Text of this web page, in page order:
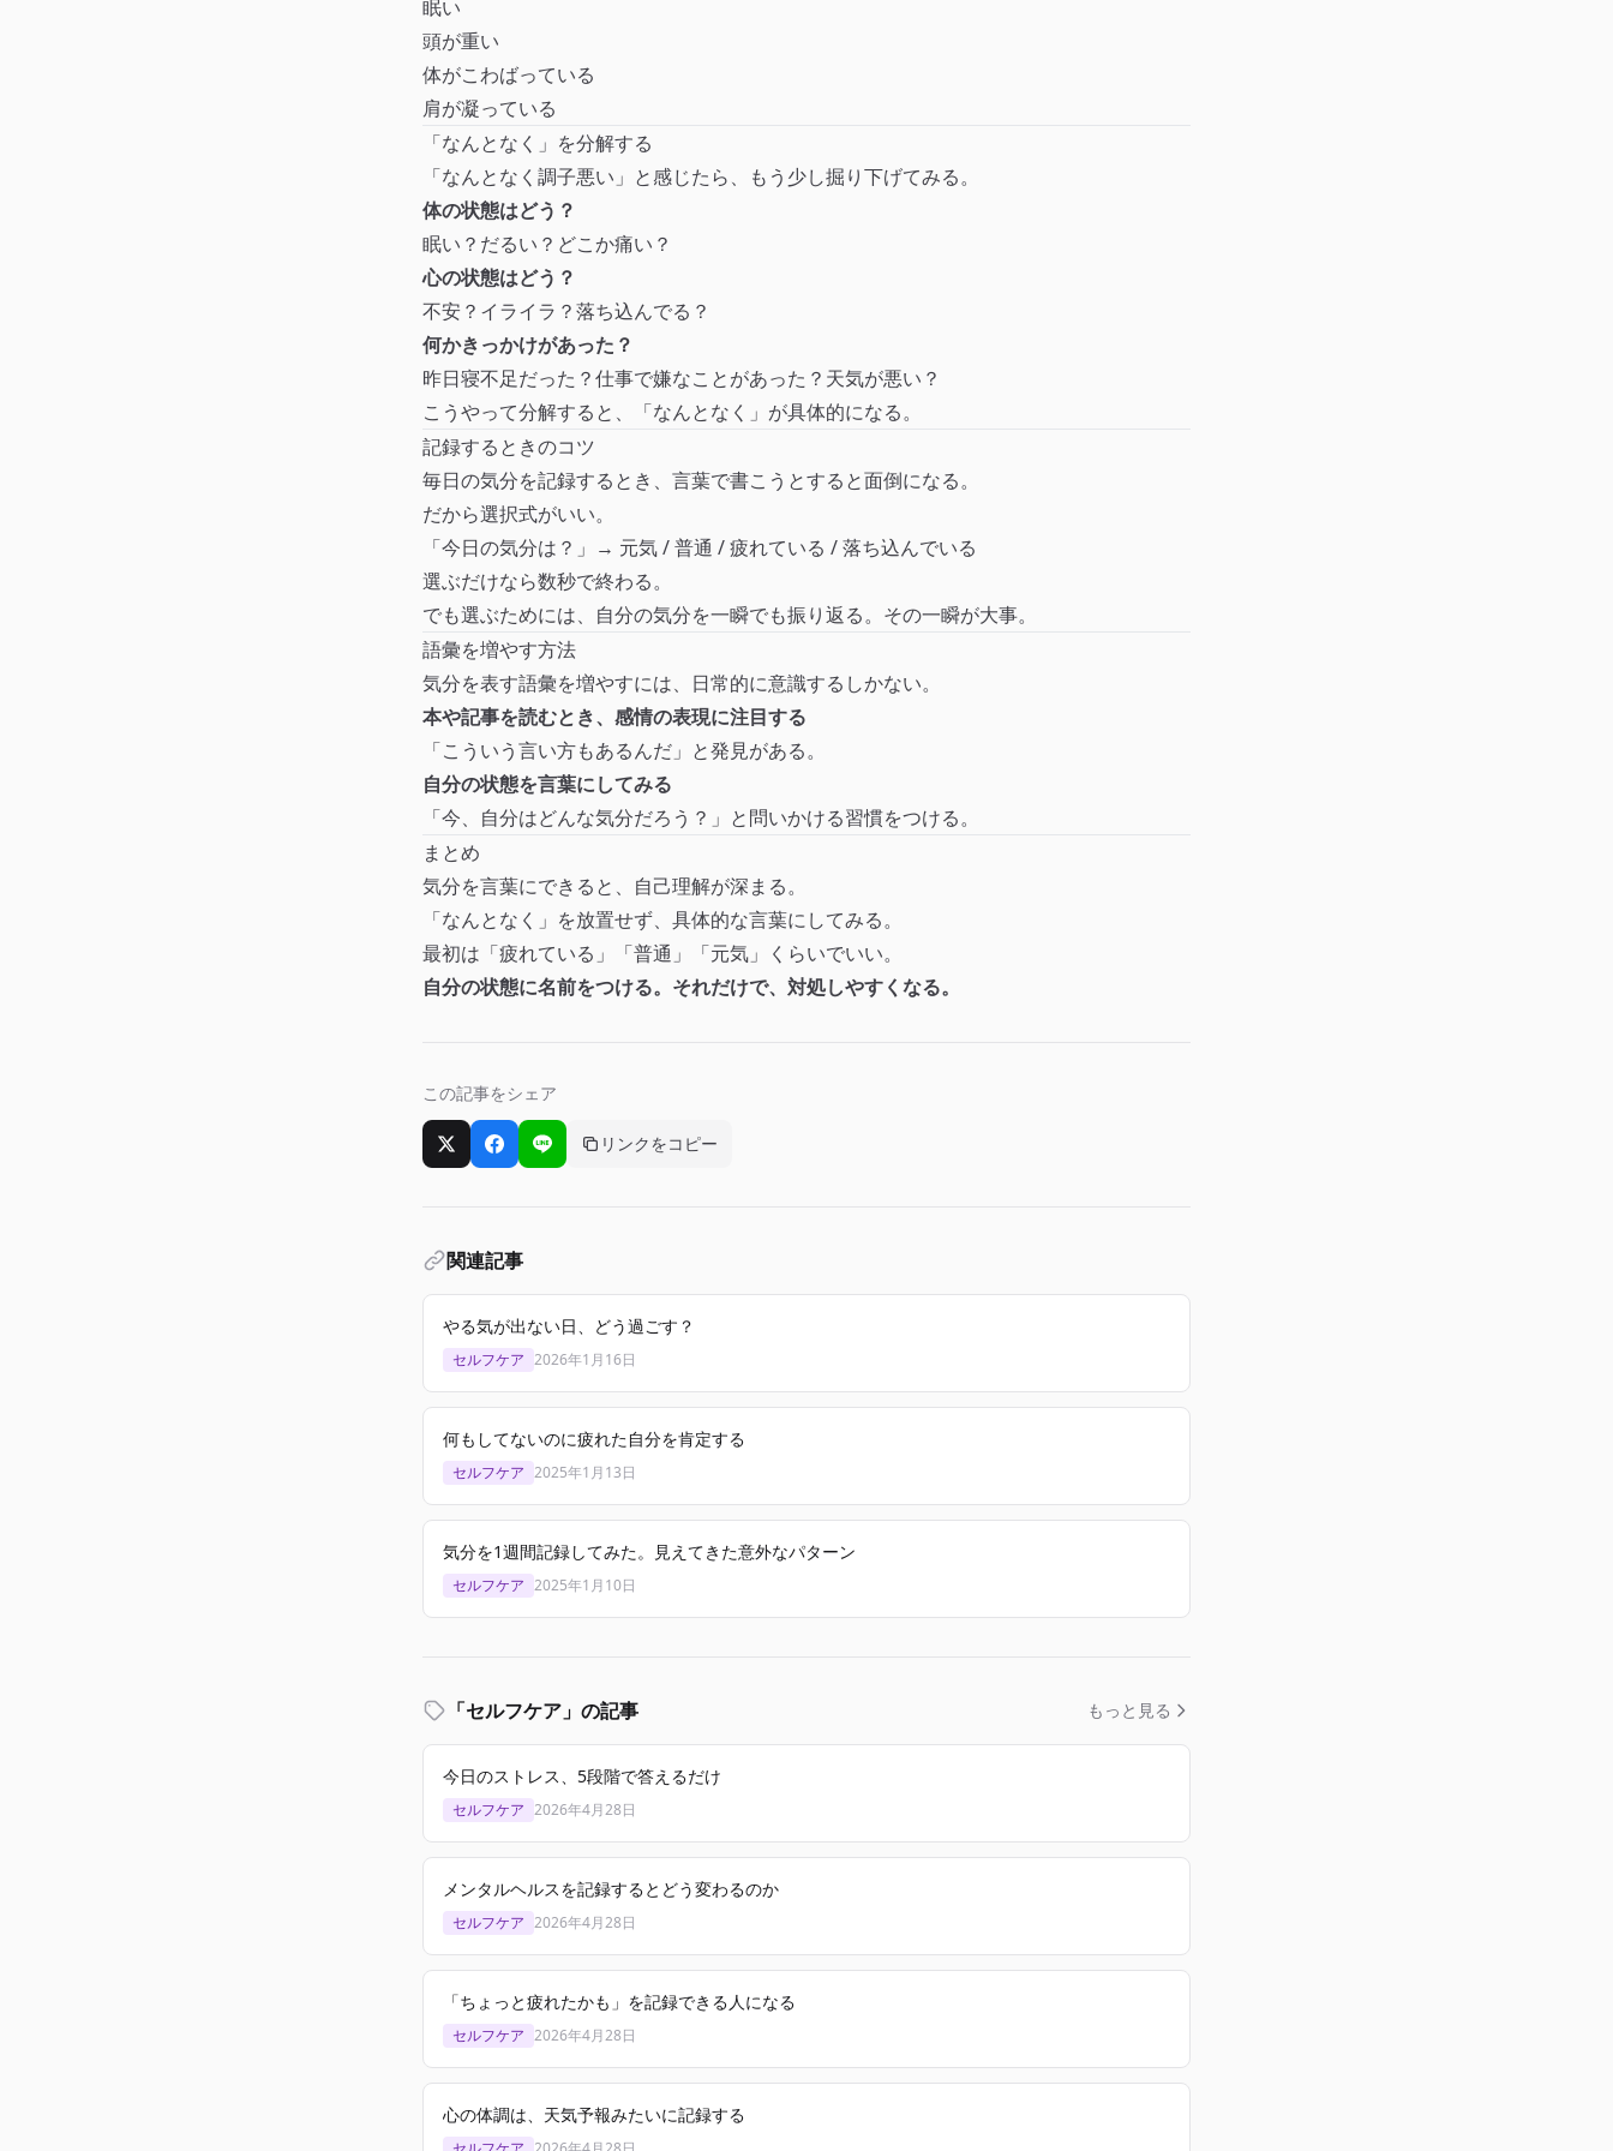
眠い
頭が重い
体がこわばっている
肩が凝っている
「なんとなく」を分解する
「なんとなく調子悪い」と感じたら、もう少し掘り下げてみる。
体の状態はどう？
眠い？だるい？どこか痛い？
心の状態はどう？
不安？イライラ？落ち込んでる？
何かきっかけがあった？
昨日寝不足だった？仕事で嫌なことがあった？天気が悪い？
こうやって分解すると、「なんとなく」が具体的になる。
記録するときのコツ
毎日の気分を記録するとき、言葉で書こうとすると面倒になる。
だから選択式がいい。
「今日の気分は？」→ 元気 / 普通 / 疲れている / 落ち込んでいる
選ぶだけなら数秒で終わる。
でも選ぶためには、自分の気分を一瞬でも振り返る。その一瞬が大事。
語彙を増やす方法
気分を表す語彙を増やすには、日常的に意識するしかない。
本や記事を読むとき、感情の表現に注目する
「こういう言い方もあるんだ」と発見がある。
自分の状態を言葉にしてみる
「今、自分はどんな気分だろう？」と問いかける習慣をつける。
まとめ
気分を言葉にできると、自己理解が深まる。
「なんとなく」を放置せず、具体的な言葉にしてみる。
最初は「疲れている」「普通」「元気」くらいでいい。
自分の状態に名前をつける。それだけで、対処しやすくなる。
この記事をシェア
XでシェアFacebookでシェア
LINEでシェアリンクをコピー
関連記事
やる気が出ない日、どう過ごす？
セルフケア 2026年1月16日
何もしてないのに疲れた自分を肯定する
セルフケア 2025年1月13日
気分を1週間記録してみた。見えてきた意外なパターン
セルフケア 2025年1月10日
「セルフケア」の記事 もっと見る
今日のストレス、5段階で答えるだけ
セルフケア 2026年4月28日
メンタルヘルスを記録するとどう変わるのか
セルフケア 2026年4月28日
「ちょっと疲れたかも」を記録できる人になる
セルフケア 2026年4月28日
心の体調は、天気予報みたいに記録する